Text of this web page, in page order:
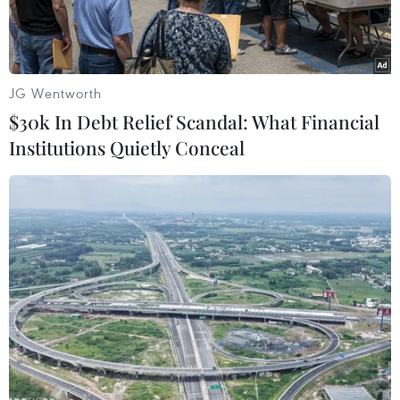
Anh và EU chính thức khởi động tiến trình đàm phán. (Nguồn:
EPA/TTXVN)
Đàm phán đưa nước Anh rời khỏi Liên minh
châu Âu (EU), còn gọi là Brexit, chính thức khởi
động ngày 19/6 được dự báo sẽ rất khó khăn,
JG Wentworth
$30k In Debt Relief Scandal: What Financial
Institutions Quietly Conceal